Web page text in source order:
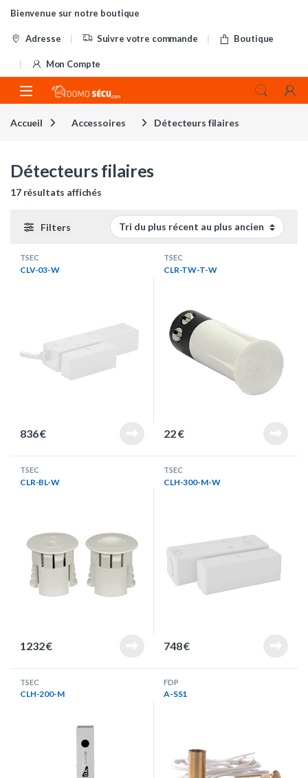
Skip to navigation
Skip to content
Bienvenue sur notre boutique
Adresse Suivre votre commande Boutique
Mon Compte
Accueil Accessoires Détecteurs filaires
Détecteurs filaires
17 résultats affichés
Filters
TSEC
CLV-03-W
836€
TSEC
CLR-TW-T-W
22€
TSEC
CLR-BL-W
1232€
TSEC
CLH-300-M-W
748€
TSEC
CLH-200-M
FDP
A-SS1